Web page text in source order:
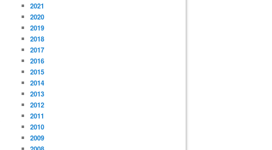
2021
2020
2019
2018
2017
2016
2015
2014
2013
2012
2011
2010
2009